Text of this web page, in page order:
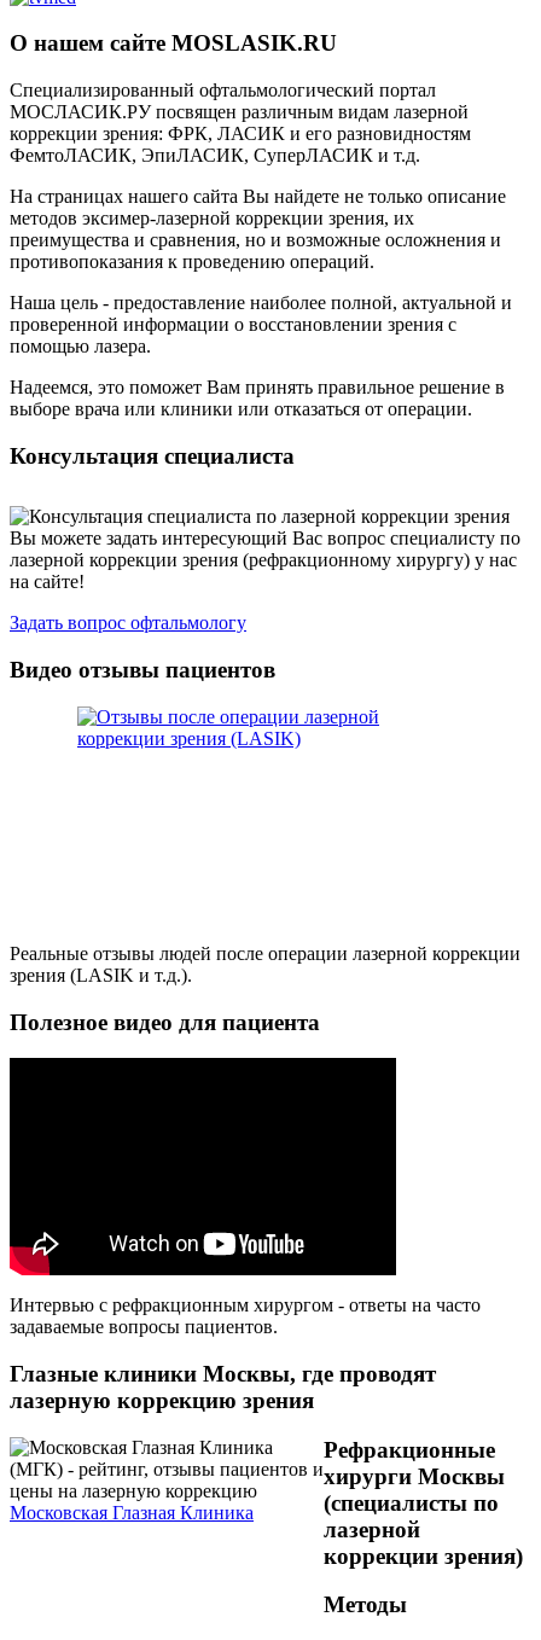
О нашем сайте MOSLASIK.RU
Специализированный офтальмологический портал
МОСЛАСИК.РУ посвящен различным видам лазерной
коррекции зрения: ФРК, ЛАСИК и его разновидностям
ФемтоЛАСИК, ЭпиЛАСИК, СуперЛАСИК и т.д.
На страницах нашего сайта Вы найдете не только описание
методов эксимер-лазерной коррекции зрения, их
преимущества и сравнения, но и возможные осложнения и
противопоказания к проведению операций.
Наша цель - предоставление наиболее полной, актуальной и
проверенной информации о восстановлении зрения с
помощью лазера.
Надеемся, это поможет Вам принять правильное решение в
выборе врача или клиники или отказаться от операции.
Консультация специалиста
Вы можете задать интересующий Вас вопрос специалисту по
лазерной коррекции зрения (рефракционному хирургу) у нас
на сайте!
Задать вопрос офтальмологу
Видео отзывы пациентов
Реальные отзывы людей после операции лазерной коррекции
зрения (LASIK и т.д.).
Полезное видео для пациента
Интервью с рефракционным хирургом - ответы на часто
задаваемые вопросы пациентов.
Глазные клиники Москвы, где проводят
лазерную коррекцию зрения
Московская Глазная Клиника
Рефракционные
хирурги Москвы
(специалисты по
лазерной
коррекции зрения)
Методы